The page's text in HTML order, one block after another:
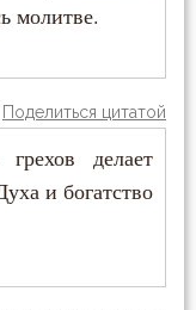
молитве.
Поделиться цитатой
делает
и богатство